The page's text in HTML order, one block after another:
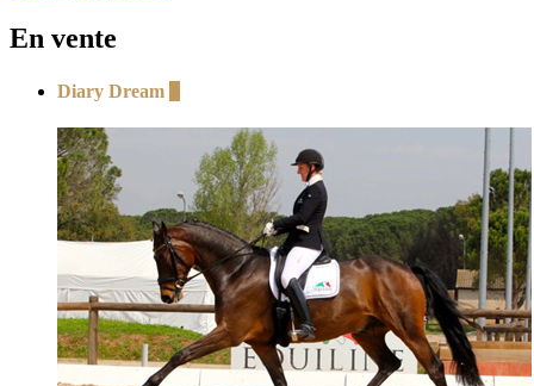
En vente
Diary Dream